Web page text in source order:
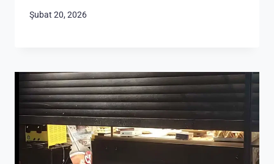
Şubat 20, 2026